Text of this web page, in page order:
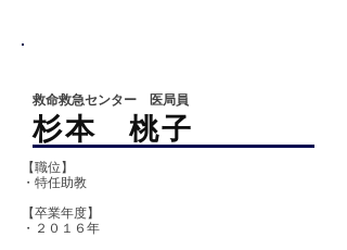
救命救急センター 医局員
杉本 桃子
【職位】
・特任助教
【卒業年度】
​​・２０１６年